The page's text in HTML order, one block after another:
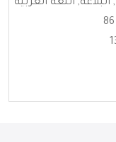
, البلاغة, اللغة العربية